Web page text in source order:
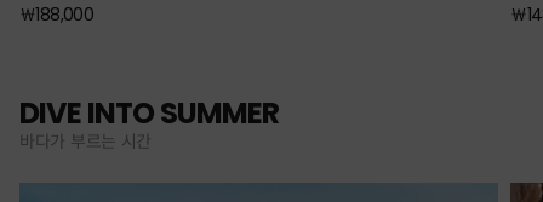
￦188,000 ￦
DIVE INTO SUMMER
바다가 부르는 시간